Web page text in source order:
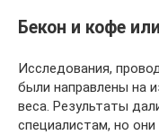
Бекон и кофе
Исследования,
были направлены на
веса. Результаты
специалистам, но